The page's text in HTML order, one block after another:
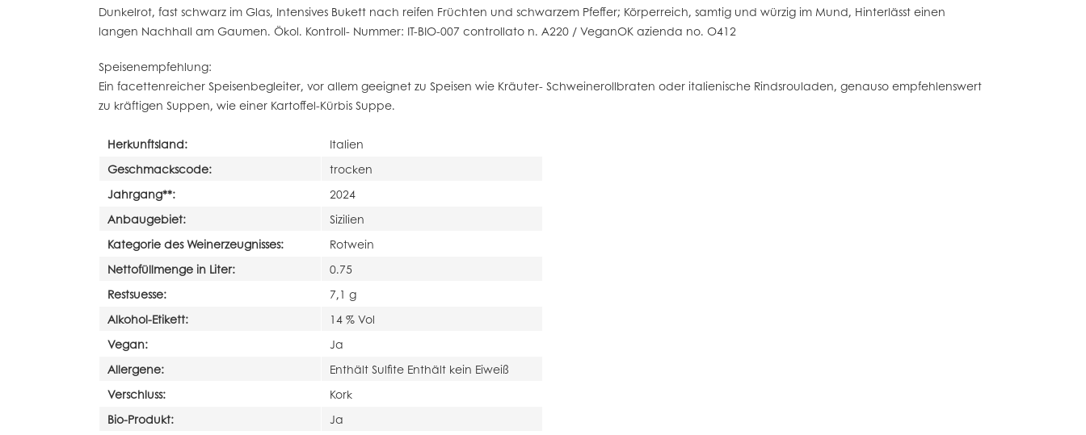
Dunkelrot, fast schwarz im Glas, Intensives Bukett nach reifen Früchten und schwarzem Pfeffer; Körperreich, samtig und würzig im Mund, Hinterlässt einen
langen Nachhall am Gaumen. Ökol. Kontroll- Nummer: IT-BIO-007 controllato n. A220 / VeganOK azienda no. O412
Speisenempfehlung:
Ein facettenreicher Speisenbegleiter, vor allem geeignet zu Speisen wie Kräuter- Schweinerollbraten oder italienische Rindsrouladen, genauso empfehlenswert
zu kräftigen Suppen, wie einer Kartoffel-Kürbis Suppe.
Herkunftsland:
Italien
Geschmackscode:
trocken
Jahrgang**:
2024
Anbaugebiet:
Sizilien
Kategorie des Weinerzeugnisses:
Rotwein
Nettofüllmenge in Liter:
0.75
Restsuesse:
7,1 g
Alkohol-Etikett:
14 % Vol
Vegan:
Ja
Allergene:
Enthält Sulfite Enthält kein Eiweiß
Verschluss:
Kork
Bio-Produkt:
Ja